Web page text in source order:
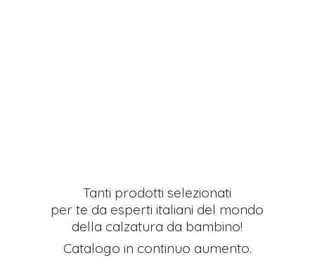
Tanti prodotti selezionati
per te da esperti italiani del mondo
della calzatura da bambino!
Catalogo in continuo aumento.